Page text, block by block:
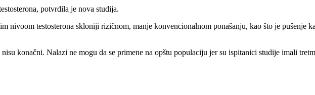
potvrdila je nova studija.
nivoom testosterona skloniji rizičnom, manje konvencionalnom ponašanju, kao što je pušenje
konačni. Nalazi ne mogu da se primene na opštu populaciju jer su ispitanici studije imali